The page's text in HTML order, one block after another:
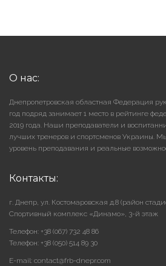
О нас:
Днепропетровская областная Федерация
год подряд занимает 1 место в рейтинге
2019 года. Наши преподаватели и
лучших тренеров и спортсменов Украины.
уровень преподавания и реальные
Контакты:
г. Днепр, ул. Костомаровская д.8 (район
Cпортивный комплекс «Динамо», 3-й этаж
Телефон: +38 (067) 732 48 86
Телефон: +38 (050) 514 89 30
E-mail: contact@frb-dnepr.com